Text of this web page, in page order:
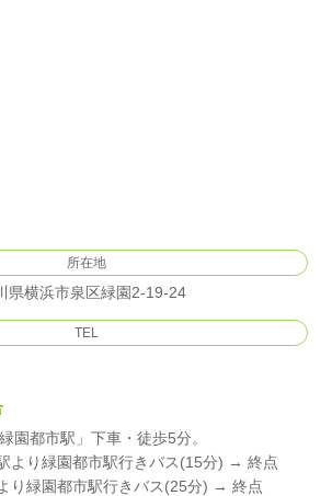
所在地
横浜市泉区緑園2-19-24
TEL
園都市駅」下車・徒歩5分。
より緑園都市駅行きバス(15分) → 終点
り緑園都市駅行きバス(25分) → 終点